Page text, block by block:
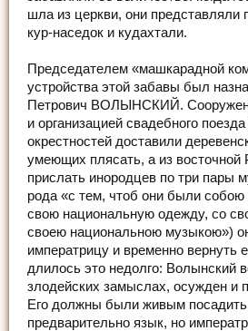
шла из церкви, они представляли
кур-наседок и кудахтали.
Председателем «машкарадной
устройства этой забавы был
Петрович ВОЛЫНСКИЙ.
и организацией свадебного
окрестностей доставили
умеющих плясать, а из восточной
прислать инородцев по три пары
рода «с тем, чтоб они были собою
свою национальную одежду, со
своею национальною музыкою»)
императрицу и временно вернуть
длилось это недолго: Волынский
злодейских замыслах, осужден и
Его должны были живым
предварительно язык, но